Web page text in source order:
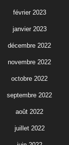
février 2023
janvier 2023
décembre 2022
novembre 2022
octobre 2022
septembre 2022
août 2022
juillet 2022